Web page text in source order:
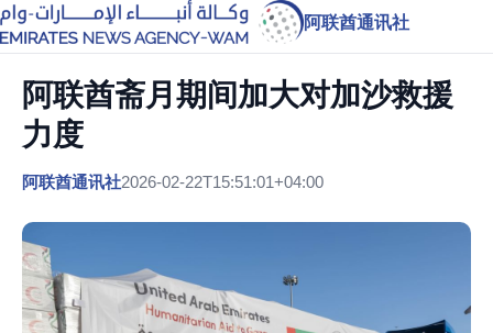
阿联酋通讯社
阿联酋斋月期间加大对加沙救援
力度
阿联酋通讯社2026-02-22T15:51:01+04:00